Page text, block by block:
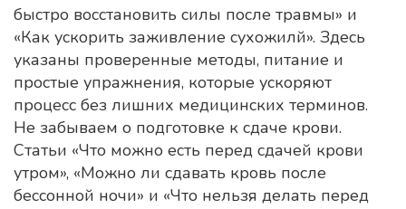
быстро восстановить силы после травмы» и
«Как ускорить заживление сухожилй». Здесь
указаны проверенные методы, питание и
простые упражнения, которые ускоряют
процесс без лишних медицинских терминов.
Не забываем о подготовке к сдаче крови.
Статьи «Что можно есть перед сдачей крови
утром», «Можно ли сдавать кровь после
бессонной ночи» и «Что нельзя делать перед